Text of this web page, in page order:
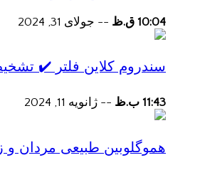
10:04 ق.ظ -- جولای 31, 2024
سندروم کلاین فلتر ✔️
11:43 ب.ظ -- ژانویه 11, 2024
هموگلوبین طبیعی مردان و